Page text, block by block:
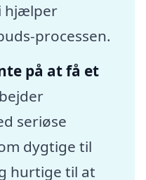
hjælper
processen.
på at få et
seriøse
dygtige til
hurtige til at